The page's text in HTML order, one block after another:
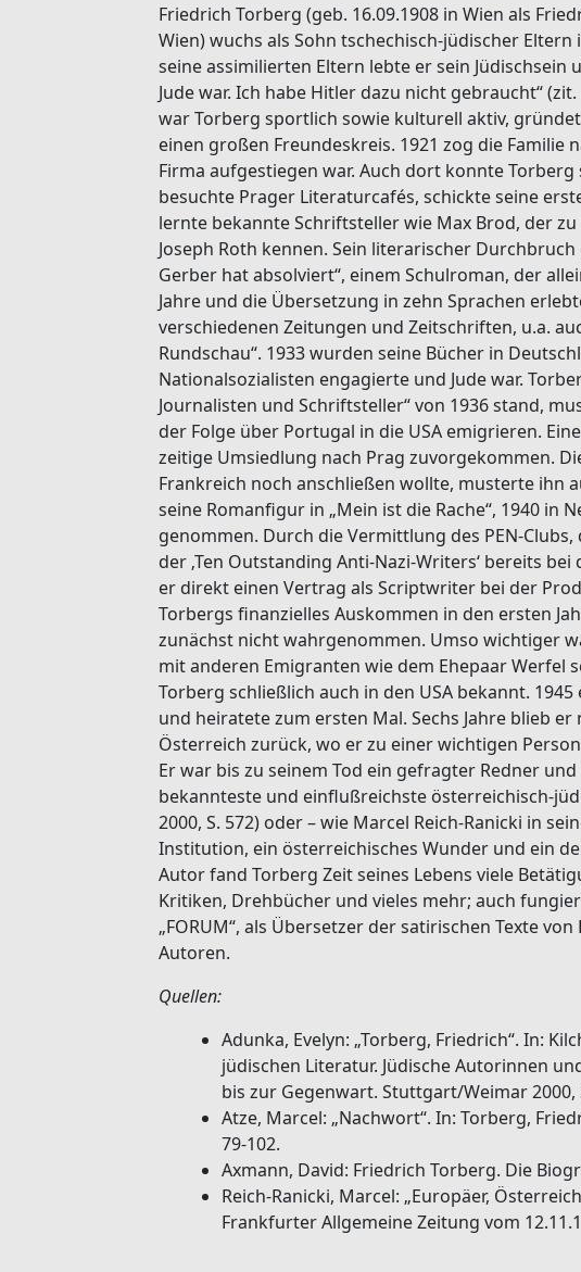
Friedrich Torberg (geb. 16.09.1908 in Wien als
Wien) wuchs als Sohn tschechisch-jüdischer
seine assimilierten Eltern lebte er sein Jüdischsein
Jude war. Ich habe Hitler dazu nicht gebraucht“
war Torberg sportlich sowie kulturell aktiv,
einen großen Freundeskreis. 1921 zog die
Firma aufgestiegen war. Auch dort konnte
besuchte Prager Literaturcafés, schickte seine
lernte bekannte Schriftsteller wie Max Brod, der
Joseph Roth kennen. Sein literarischer
Gerber hat absolviert“, einem Schulroman, der
Jahre und die Übersetzung in zehn Sprachen
verschiedenen Zeitungen und Zeitschriften, u.a.
Rundschau“. 1933 wurden seine Bücher in
Nationalsozialisten engagierte und Jude war.
Journalisten und Schriftsteller“ von 1936 stand,
der Folge über Portugal in die USA emigrieren.
zeitige Umsiedlung nach Prag zuvorgekommen.
Frankreich noch anschließen wollte, musterte ihn
seine Romanfigur in „Mein ist die Rache“, 1940 in
genommen. Durch die Vermittlung des PEN-
der ‚Ten Outstanding Anti-Nazi-Writers‘ bereits
er direkt einen Vertrag als Scriptwriter bei der
Torbergs finanzielles Auskommen in den ersten
zunächst nicht wahrgenommen. Umso wichtiger
mit anderen Emigranten wie dem Ehepaar
Torberg schließlich auch in den USA bekannt.
und heiratete zum ersten Mal. Sechs Jahre blieb
Österreich zurück, wo er zu einer wichtigen
Er war bis zu seinem Tod ein gefragter Redner
bekannteste und einflußreichste österreichisch-
2000, S. 572) oder – wie Marcel Reich-Ranicki in
Institution, ein österreichisches Wunder und ein
Autor fand Torberg Zeit seines Lebens viele
Kritiken, Drehbücher und vieles mehr; auch
„FORUM“, als Übersetzer der satirischen Texte
Autoren.
Quellen:
Adunka, Evelyn: „Torberg, Friedrich“. In:
jüdischen Literatur. Jüdische Autorinnen
bis zur Gegenwart. Stuttgart/Weimar 2000,
Atze, Marcel: „Nachwort“. In: Torberg,
79-102.
Axmann, David: Friedrich Torberg. Die
Reich-Ranicki, Marcel: „Europäer,
Frankfurter Allgemeine Zeitung vom